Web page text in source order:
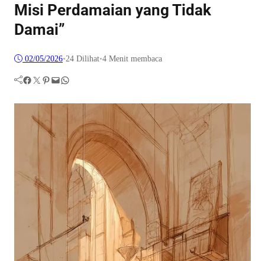
Misi Perdamaian yang Tidak
Damai”
02/05/2026•24 Dilihat•4 Menit membaca
Facebook Twitter Pinterest Mail WhatsApp